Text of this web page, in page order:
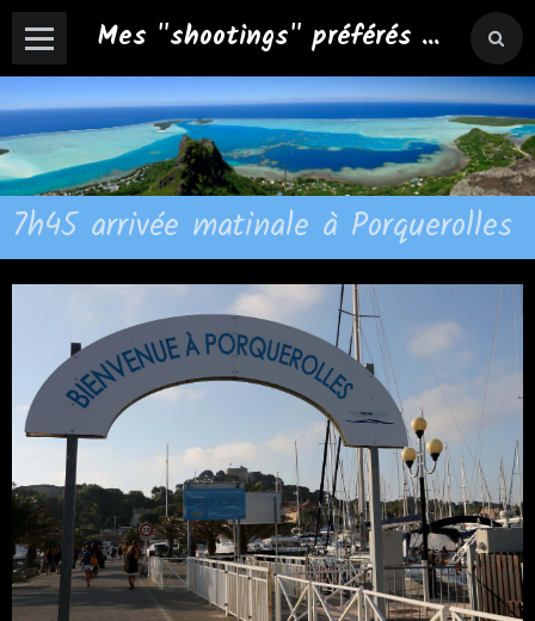
Mes "shootings" préférés ...
7h45 arrivée matinale à Porquerolles